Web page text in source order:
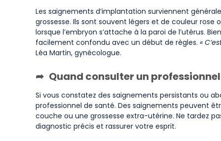
Les saignements d’implantation surviennent
grossesse. Ils sont souvent légers et de couleur
lorsque l’embryon s’attache à la paroi de l’utérus.
facilement confondu avec un début de règles. «
Léa Martin, gynécologue.
Quand consulter un
Si vous constatez des saignements persistants ou
professionnel de santé. Des saignements peuvent
couche ou une grossesse extra-utérine. Ne tardez
diagnostic précis et rassurer votre esprit.